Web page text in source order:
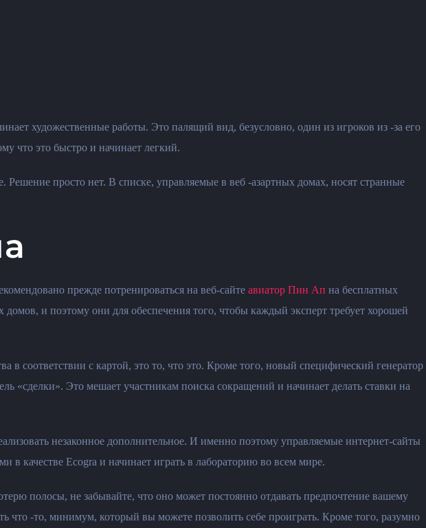
художественные работы. Это палящий вид, безусловно, один из игроков из -за его
что это быстро и начинает легкий.
Решение просто нет. В списке, управляемые в веб -азартных домах, носят странные
прежде потренироваться на веб-сайте авиатор Пин Ап на бесплатных
и поэтому они для обеспечения того, чтобы каждый эксперт требует хорошей
в соответствии с картой, это то, что это. Кроме того, новый специфический генератор
«сделки». Это мешает участникам поиска сокращений и начинает делать ставки на
незаконное дополнительное. И именно поэтому управляемые интернет-сайты
качестве Ecogra и начинает играть в лабораторию во всем мире.
полосы, не забывайте, что оно может постоянно отдавать предпочтение вашему
-то, минимум, который вы можете позволить себе проиграть. Кроме того, разумно